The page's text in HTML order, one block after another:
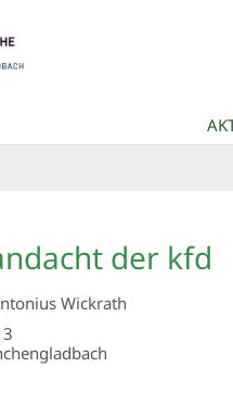
der kfd
Wickrath